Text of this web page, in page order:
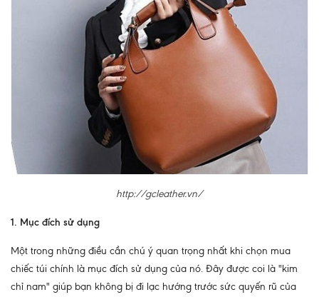
http://gcleather.vn/
1. Mục đích sử dụng
Một trong những điều cần chú ý quan trọng nhất khi chọn mua
chiếc túi chính là mục đích sử dụng của nó. Đây được coi là "kim
chỉ nam" giúp bạn không bị đi lạc hướng trước sức quyến rũ của